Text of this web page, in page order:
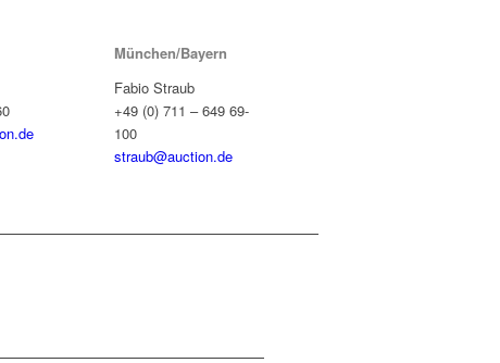
München/Bayern
Fabio Straub
+49 (0) 711 – 649 69-
100
straub@auction.de